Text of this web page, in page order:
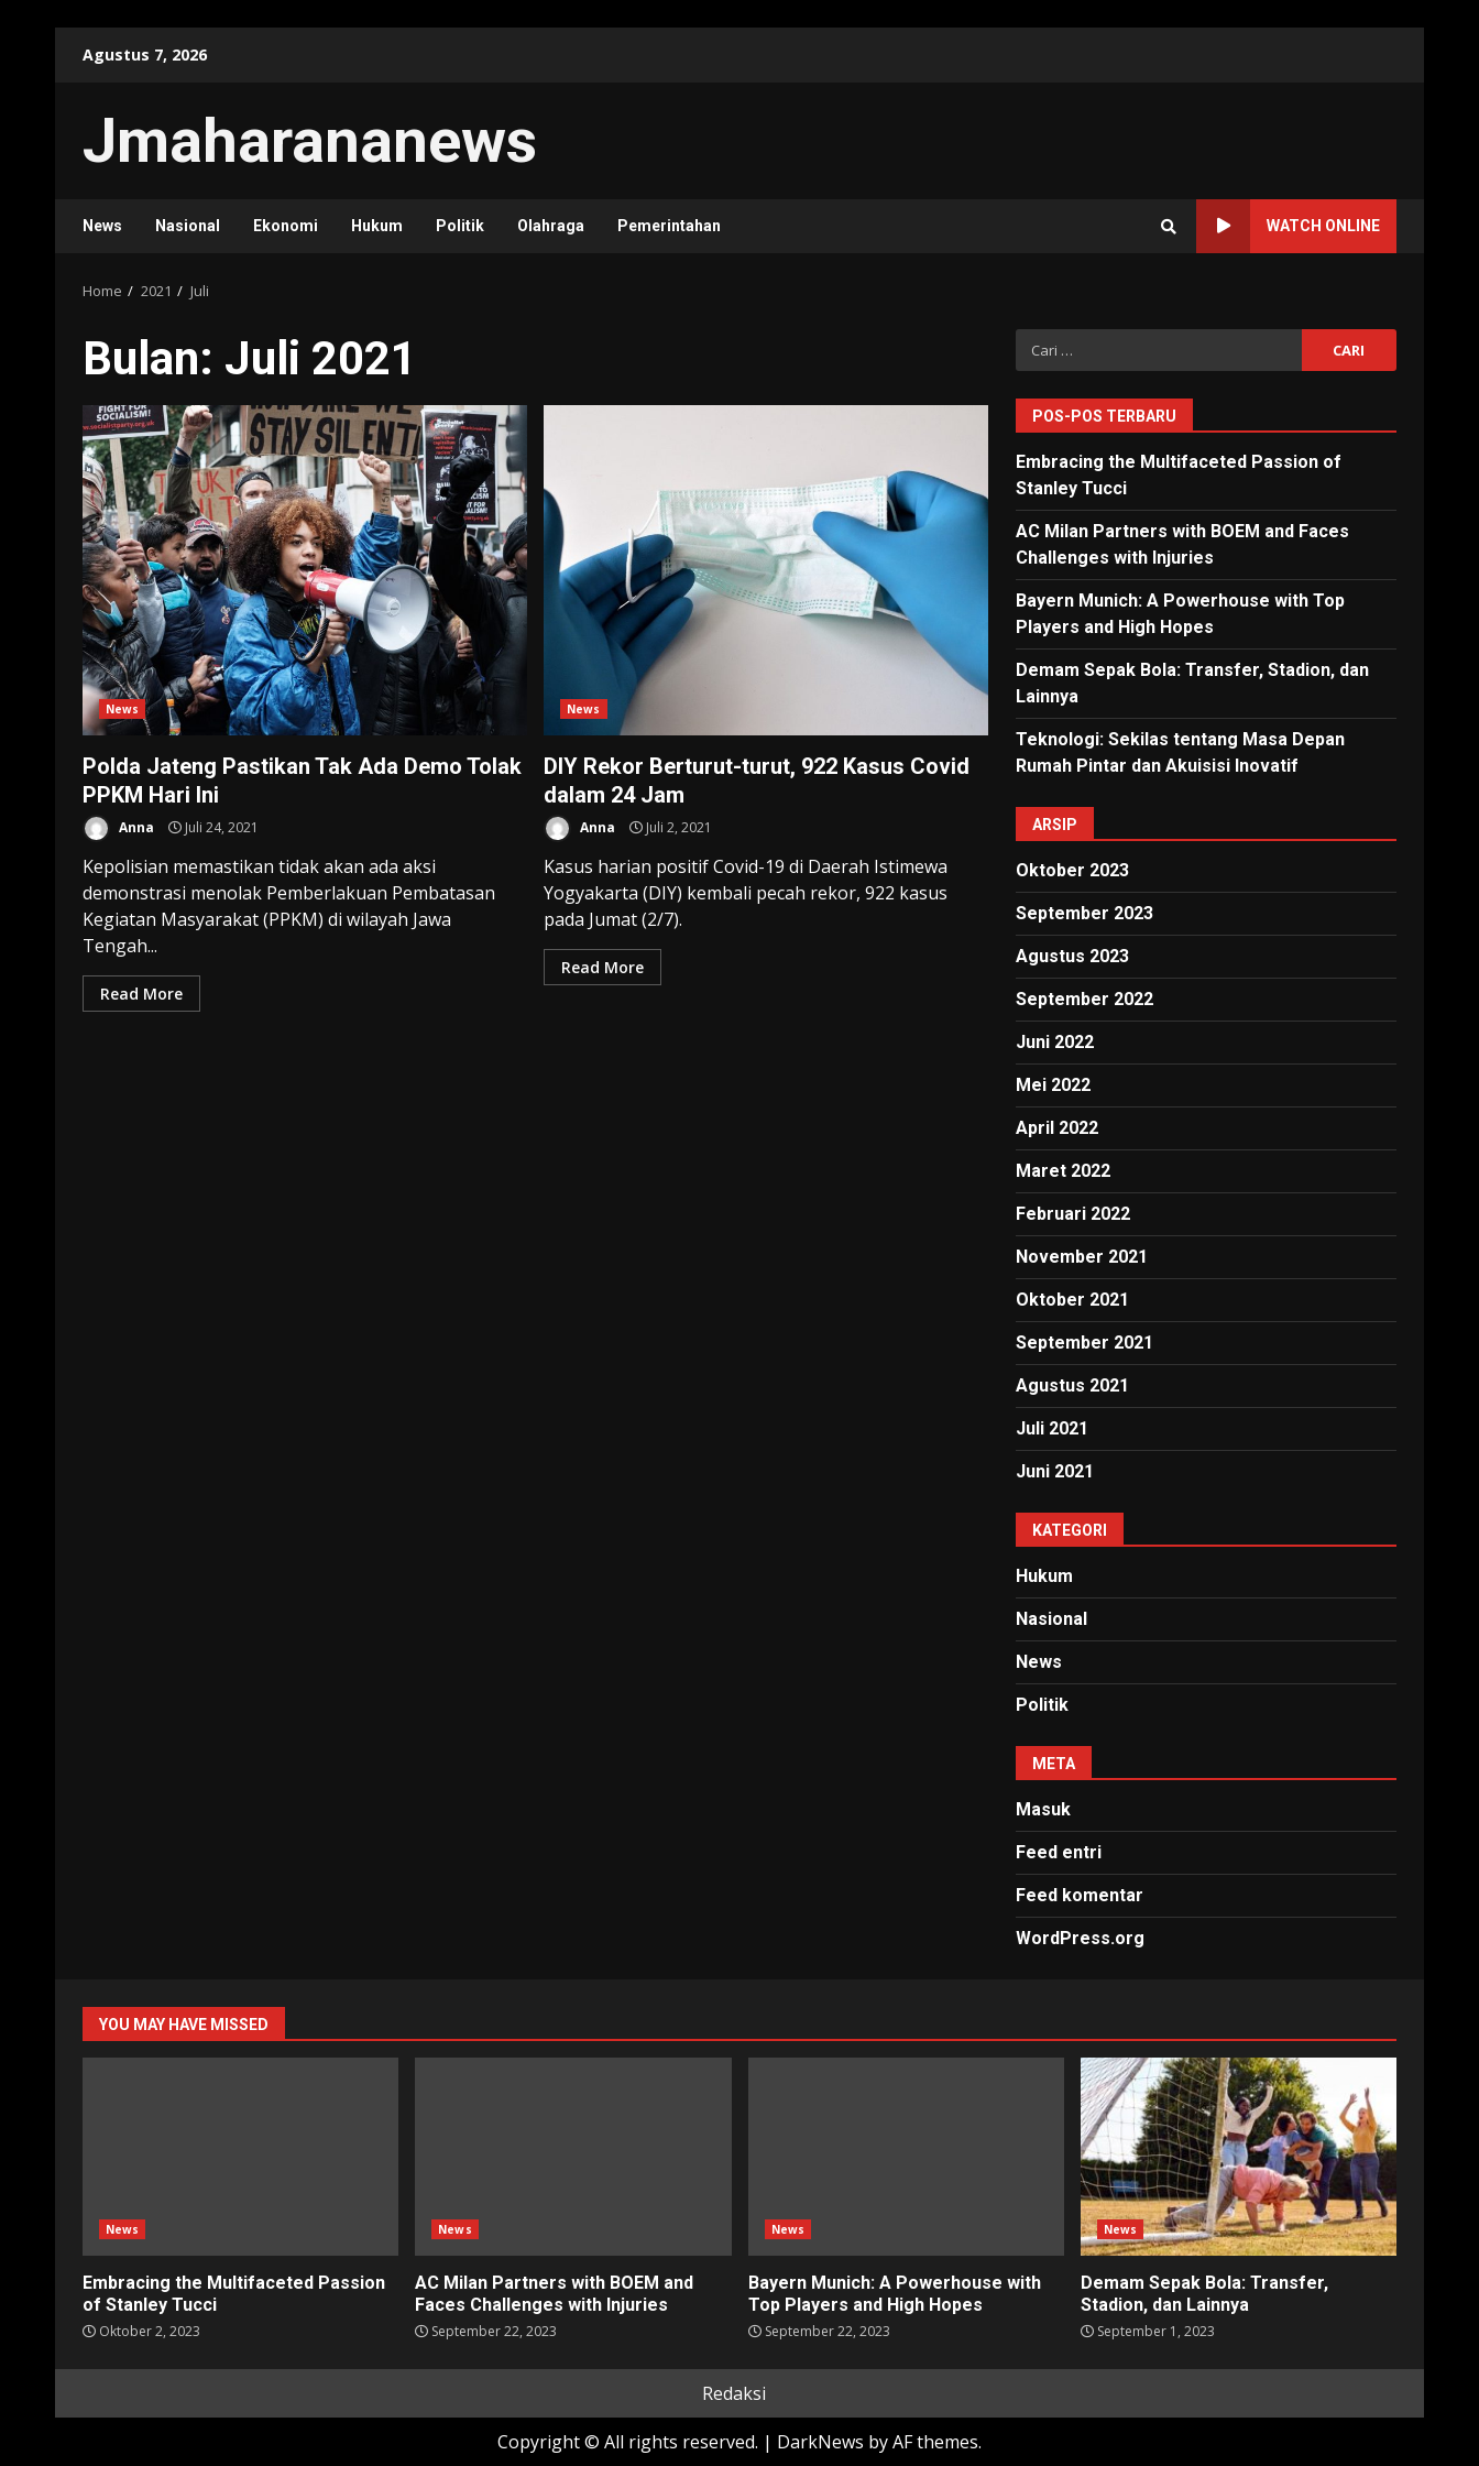
Agustus 7, 2026
Jmaharananews
News Nasional Ekonomi Hukum Politik Olahraga Pemerintahan WATCH ONLINE
Home 2021 Juli
Bulan: Juli 2021
News
Polda Jateng Pastikan Tak Ada Demo Tolak
PPKM Hari Ini
Anna Juli 24, 2021
Kepolisian memastikan tidak akan ada aksi
demonstrasi menolak Pemberlakuan Pembatasan
Kegiatan Masyarakat (PPKM) di wilayah Jawa
Tengah...
Read More
News
DIY Rekor Berturut-turut, 922 Kasus Covid
dalam 24 Jam
Anna Juli 2, 2021
Kasus harian positif Covid-19 di Daerah Istimewa
Yogyakarta (DIY) kembali pecah rekor, 922 kasus
pada Jumat (2/7).
Read More
Cari
untuk:
POS-POS TERBARU
Embracing the Multifaceted Passion of
Stanley Tucci
AC Milan Partners with BOEM and Faces
Challenges with Injuries
Bayern Munich: A Powerhouse with Top
Players and High Hopes
Demam Sepak Bola: Transfer, Stadion, dan
Lainnya
Teknologi: Sekilas tentang Masa Depan
Rumah Pintar dan Akuisisi Inovatif
ARSIP
Oktober 2023
September 2023
Agustus 2023
September 2022
Juni 2022
Mei 2022
April 2022
Maret 2022
Februari 2022
November 2021
Oktober 2021
September 2021
Agustus 2021
Juli 2021
Juni 2021
KATEGORI
Hukum
Nasional
News
Politik
META
Masuk
Feed entri
Feed komentar
WordPress.org
YOU MAY HAVE MISSED
News
Embracing the Multifaceted Passion
of Stanley Tucci
Oktober 2, 2023
News
AC Milan Partners with BOEM and
Faces Challenges with Injuries
September 22, 2023
News
Bayern Munich: A Powerhouse with
Top Players and High Hopes
September 22, 2023
News
Demam Sepak Bola: Transfer,
Stadion, dan Lainnya
September 1, 2023
Redaksi
Copyright © All rights reserved. | DarkNews by AF themes.